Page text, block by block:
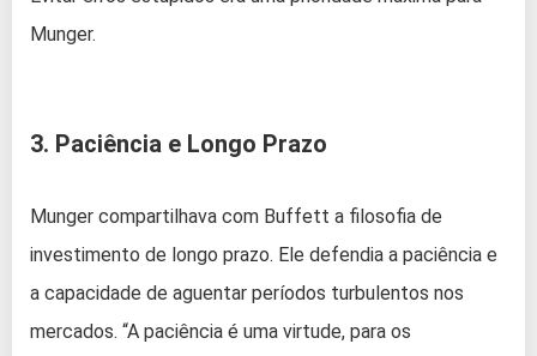
Munger.
3. Paciência e Longo Prazo
Munger compartilhava com Buffett a filosofia de
investimento de longo prazo. Ele defendia a paciência e
a capacidade de aguentar períodos turbulentos nos
mercados. “A paciência é uma virtude, para os